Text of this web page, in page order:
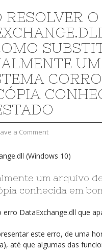
RESOLVER
a Comment
(Windows 10)
um arquivo
conhecida em
DataExchange.dll que
este erro, de uma
até que algumas das